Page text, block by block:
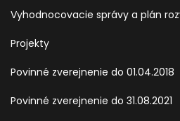
Vyhodnocovacie správy a plán
Projekty
Povinné zverejnenie do 01.04.2018
Povinné zverejnenie do 31.08.2021